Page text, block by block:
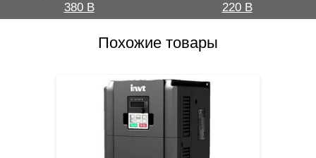
380 В 220 В
Похожие товары